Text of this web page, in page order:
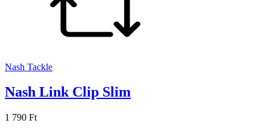
Nash Tackle
Nash Link Clip Slim
1 790 Ft